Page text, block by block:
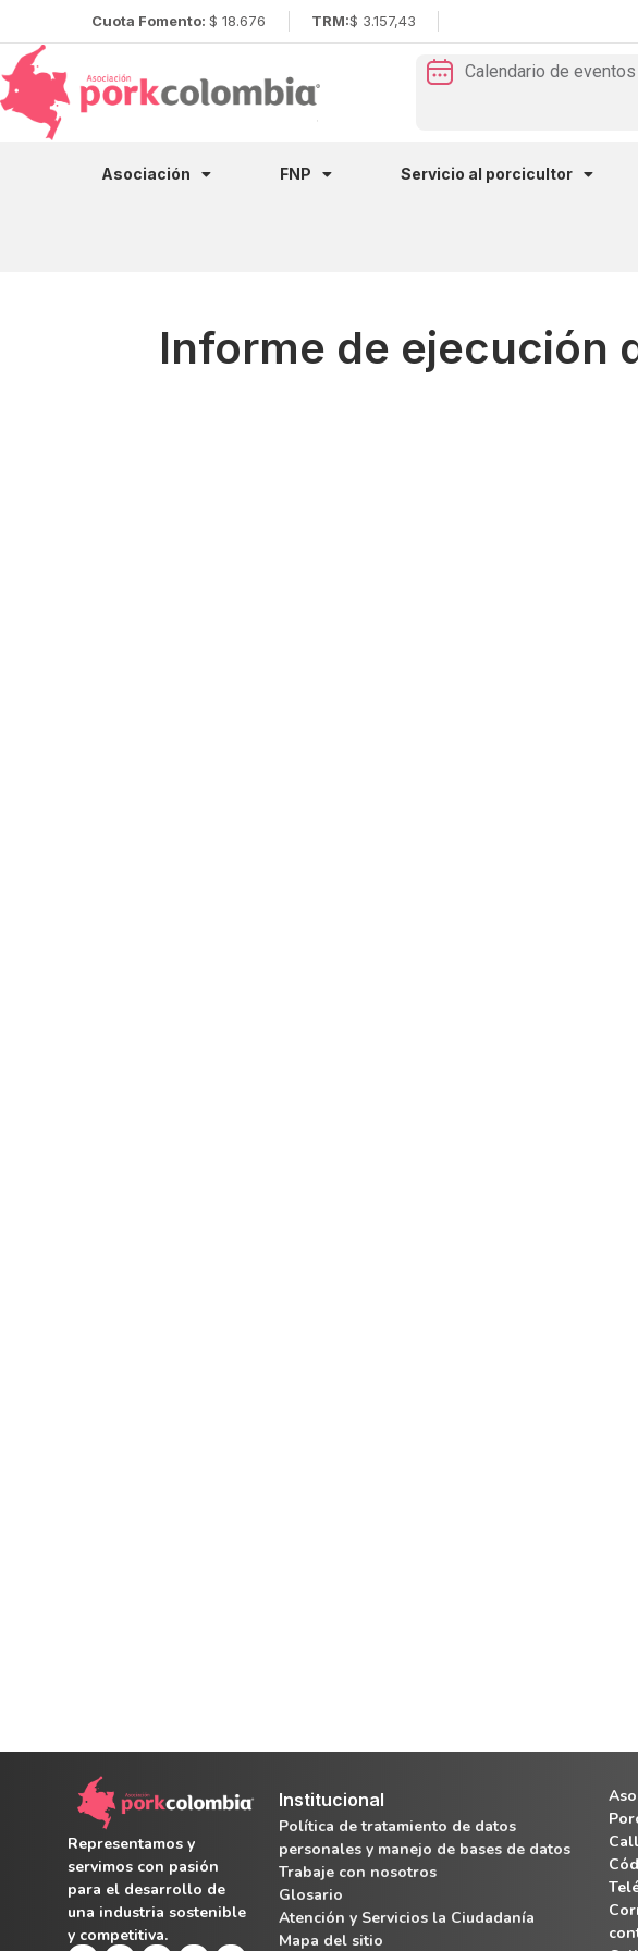
Cuota Fomento: $ 18.676 TRM:$ 3.157,43
Calendario de eventos
Asociación FNP Servicio al porcicultor
Informe de ejecución
Representamos y
servimos con pasión
para el desarrollo de
una industria sostenible
y competitiva.
Institucional
Política de tratamiento de datos
personales y manejo de bases de datos
Trabaje con nosotros
Glosario
Atención y Servicios la Ciudadanía
Mapa del sitio